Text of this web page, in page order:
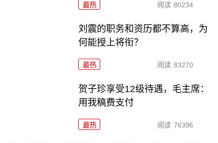
最热 阅读 80234
刘震的职务和资历都不算高，为
何能授上将衔？
最热 阅读 83270
贺子珍享受12级待遇，毛主席：
用我稿费支付
最热 阅读 76396